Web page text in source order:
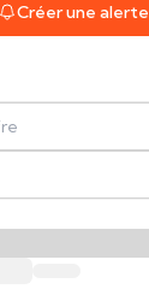
Créer une alerte